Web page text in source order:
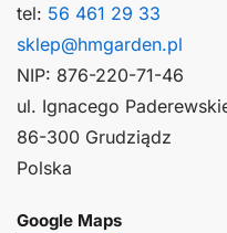
tel: 56 461 29 33
sklep@hmgarden.pl
NIP: 876-220-71-46
ul. Ignacego
86-300 Grudziądz
Polska
Google Maps